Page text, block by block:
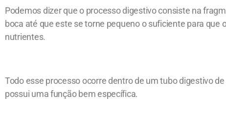
Podemos dizer que o processo digestivo consiste na
boca até que este se torne pequeno o suficiente para que
nutrientes.
Todo esse processo ocorre dentro de um tubo digestivo
possui uma função bem específica.